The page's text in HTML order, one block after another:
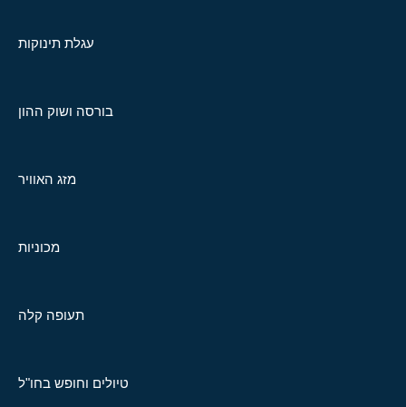
עגלת תינוקות
בורסה ושוק ההון
מזג האוויר
מכוניות
תעופה קלה
טיולים וחופש בחו"ל